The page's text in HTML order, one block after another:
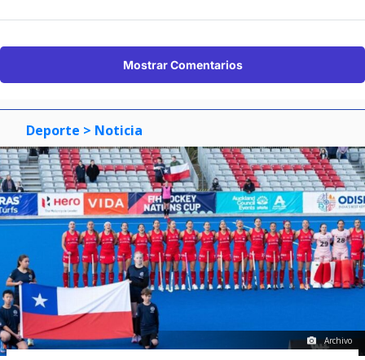
Mostrar Comentarios
Deporte > Noticia
Archivo